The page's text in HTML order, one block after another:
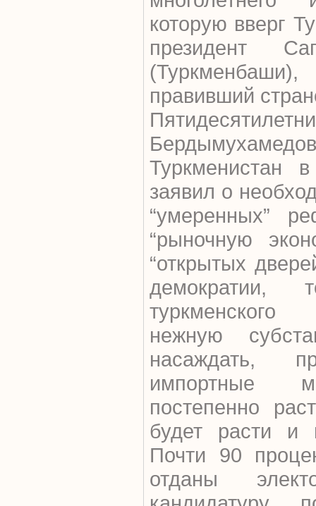
которую вверг
президент
правивший
Туркменистан
заявил о
“умеренных”
“рыночную
“открытых
туркменского
нежную
насаждать,
импортные
постепенно
будет расти и
Почти 90
отданы